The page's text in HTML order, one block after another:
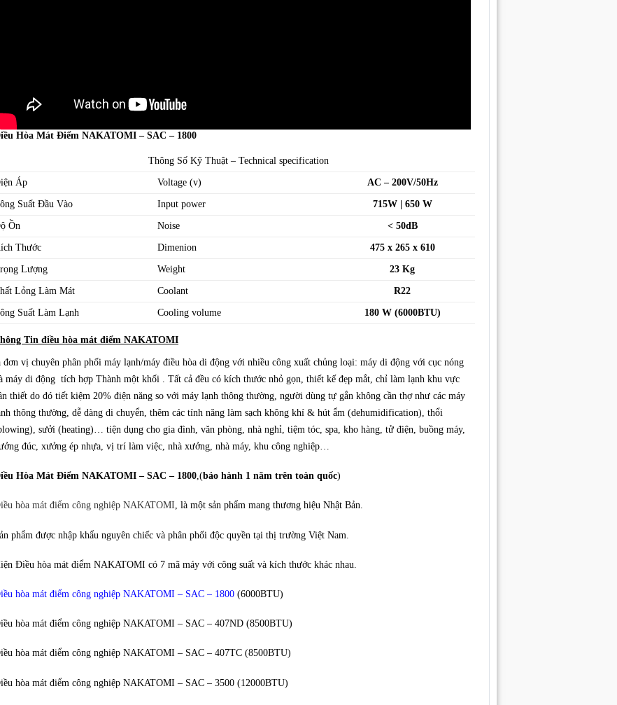
Hòa Mát Điểm NAKATOMI – SAC – 1800
Thông Số Kỹ Thuật – Technical specification
Áp Voltage (v) AC – 200V/50Hz
Suất Đầu Vào Input power 715W | 650 W
Ồn Noise < 50dB
Thước Dimenion 475 x 265 x 610
Lượng Weight 23 Kg
Lỏng Làm Mát Coolant R22
Suất Làm Lạnh Cooling volume 180 W (6000BTU)
Tin điều hòa mát điểm NAKATOMI
đơn vị chuyên phân phối máy lạnh/máy điều hòa di động với nhiều công xuất chủng loại: máy di động với cục nóng
máy di động tích hợp Thành một khối . Tất cả đều có kích thước nhỏ gọn, thiết kế đẹp mắt, chỉ làm lạnh khu vực
thiết do đó tiết kiệm 20% điện năng so với máy lạnh thông thường, người dùng tự gắn không cần thợ như các máy
thông thường, dễ dàng di chuyển, thêm các tính năng làm sạch không khí & hút ẩm (dehumidification), thổi
sưởi (heating)… tiện dụng cho gia đình, văn phòng, nhà nghỉ, tiệm tóc, spa, kho hàng, tử điện, buồng máy,
đúc, xưởng ép nhựa, vị trí làm việc, nhà xưởng, nhà máy, khu công nghiệp…
Hòa Mát Điểm NAKATOMI – SAC – 1800,(bảo hành 1 năm trên toàn quốc)
hòa mát điểm công nghiệp NAKATOMI, là một sản phẩm mang thương hiệu Nhật Bản.
phẩm được nhập khẩu nguyên chiếc và phân phối độc quyền tại thị trường Việt Nam.
Điều hòa mát điểm NAKATOMI có 7 mã máy với công suất và kích thước khác nhau.
hòa mát điểm công nghiệp NAKATOMI – SAC – 1800 (6000BTU)
hòa mát điểm công nghiệp NAKATOMI – SAC – 407ND (8500BTU)
hòa mát điểm công nghiệp NAKATOMI – SAC – 407TC (8500BTU)
hòa mát điểm công nghiệp NAKATOMI – SAC – 3500 (12000BTU)